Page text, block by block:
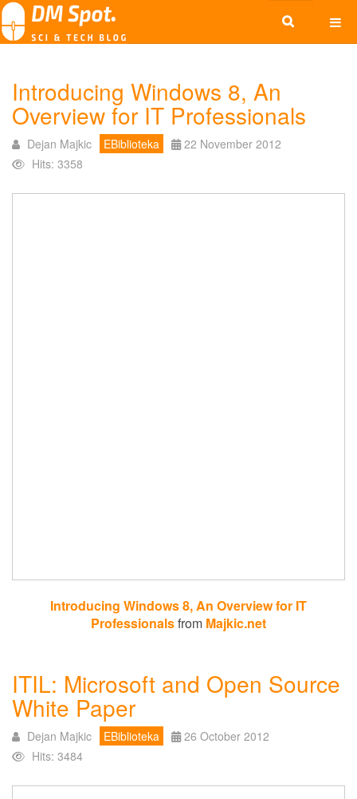
Introducing Windows 8, An
Overview for IT Professionals
Dejan Majkic EBiblioteka
22 November 2012
Hits: 3358
Introducing Windows 8, An Overview for IT
Professionalsfrom Majkic.net
ITIL: Microsoft and Open Source
White Paper
Dejan Majkic EBiblioteka
26 October 2012
Hits: 3484